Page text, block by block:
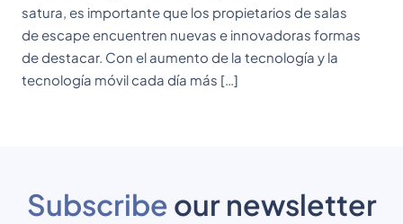
satura, es importante que los propietarios de salas
de escape encuentren nuevas e innovadoras formas
de destacar. Con el aumento de la tecnología y la
tecnología móvil cada día más […]
Subscribe our newsletter